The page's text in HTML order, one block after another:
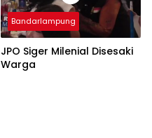
Bandarlampung
JPO Siger Milenial Disesaki
Warga